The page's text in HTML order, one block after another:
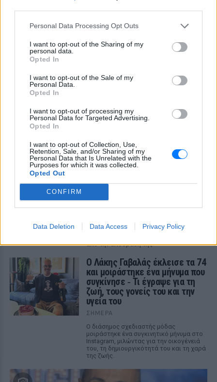
Personal Data Processing Opt Outs
I want to opt-out of the Sharing of my
personal data.
Opted In
I want to opt-out of the Sale of my
Personal Data.
Opted In
I want to opt-out of processing my
Personal Data for Targeted Advertising.
Opted In
I want to opt-out of Collection, Use,
Retention, Sale, and/or Sharing of my
Personal Data that Is Unrelated with the
Purposes for which it was collected.
Opted Out
CONFIRM
Data Deletion Data Access Privacy Policy
ΔΕΙΤΕ ΕΠΙΣΗΣ
ΣΤΗΝ ΙΔΙΑ ΚΑΤΗΓΟΡΙΑ
συγκλονιστική εξομολόγηση
ΣΉΜΕΡΑ
νοσοκομείο της Αρτας.
Η Ιωάννα Τούνη δημοσίευσε
Μύκονο: Όσο και αν έχω
αγαπημένος μου προορισμός
Η Instagrammer έδειξε στους
από την απόδρασή της
Ο Λάκης Γαβαλάς έκλεισε τα 74
και μοιράστηκε ένα μήνυμα που
συγκίνησε ‑ Τι έγραψε για τη
ζωή, τους γονείς του και την
υγεία του
ΣΉΜΕΡΑ
Ο διάσημος σχεδιαστής μόδας
μοιράστηκε ένα συγκινητικό μήνυμα στο
Instagram, μιλώντας για την οικογένειά
του, τη δημιουργικότητά του και τη χαρά
της ζωής.